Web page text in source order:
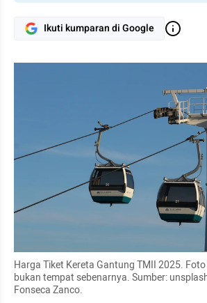
Ikuti kumparan di Google
Harga Tiket Kereta Gantung TMII 2025.
bukan tempat sebenarnya. Sumber:
Fonseca Zanco.